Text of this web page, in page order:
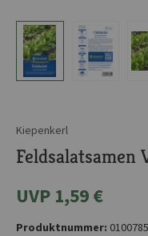
Kiepenkerl
Feldsalatsamen
UVP 1,59 €
Produktnummer: